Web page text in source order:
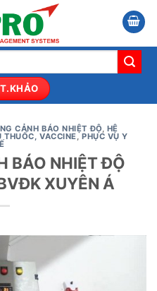
CẢNH BÁO NHIỆT ĐỘ, HỆ
VACCINE,PHỤC VỤ Y
BÁO NHIỆT ĐỘ
XUYÊN Á